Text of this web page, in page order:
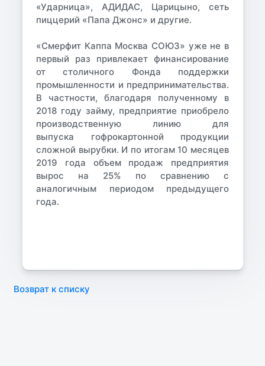
«Ударница», АДИДАС, Царицыно, сеть
пиццерий «Папа Джонс» и другие.
«Смерфит Каппа Москва СОЮЗ» уже не в
первый раз привлекает финансирование
от столичного Фонда поддержки
промышленности и предпринимательства.
В частности, благодаря полученному в
2018 году займу, предприятие приобрело
производственную линию для
выпуска гофрокартонной продукции
сложной вырубки. И по итогам 10 месяцев
2019 года объем продаж предприятия
вырос на 25% по сравнению с
аналогичным периодом предыдущего
года.
Возврат к списку